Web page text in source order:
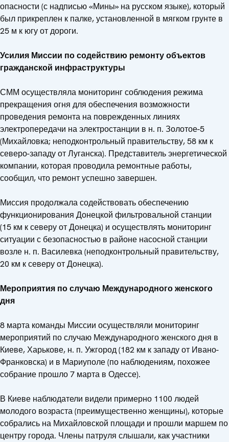
опасности (с надписью «Мины» на русском языке), который
был прикреплен к палке, установленной в мягком грунте в
25 м к югу от дороги.
Усилия Миссии по содействию ремонту объектов
гражданской инфраструктуры
СММ осуществляла мониторинг соблюдения режима
прекращения огня для обеспечения возможности
проведения ремонта на поврежденных линиях
электропередачи на электростанции в н. п. Золотое-5
(Михайловка; неподконтрольный правительству, 58 км к
северо-западу от Луганска). Представитель энергетической
компании, которая проводила ремонтные работы,
сообщил, что ремонт успешно завершен.
Миссия продолжала содействовать обеспечению
функционирования Донецкой фильтровальной станции
(15 км к северу от Донецка) и осуществлять мониторинг
ситуации с безопасностью в районе насосной станции
возле н. п. Василевка (неподконтрольный правительству,
20 км к северу от Донецка).
Мероприятия по случаю Международного женского
дня
8 марта команды Миссии осуществляли мониторинг
мероприятий по случаю Международного женского дня в
Киеве, Харькове, н. п. Ужгород (182 км к западу от Ивано-
Франковска) и в Мариуполе (по наблюдениям, похожее
собрание прошло 7 марта в Одессе).
В Киеве наблюдатели видели примерно 1100 людей
молодого возраста (преимущественно женщины), которые
собрались на Михайловской площади и прошли маршем по
центру города. Члены патруля слышали, как участники